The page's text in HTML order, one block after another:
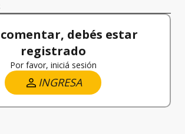
debés estar
registrado
Por favor, iniciá sesión
INGRESA